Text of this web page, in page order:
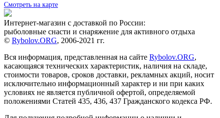
Смотреть на карте
Интернет-магазин с доставкой по России:
рыболовные снасти и снаряжение для активного отдыха
© Rybolov.ORG, 2006-2021 гг.
Вся информация, представленная на сайте Rybolov.ORG,
касающаяся технических характеристик, наличия на складе,
стоимости товаров, сроков доставки, рекламных акций, носит
исключительно информационный характер и ни при каких
условиях не является публичной офертой, определяемой
положениями Статей 435, 436, 437 Гражданского кодекса РФ.